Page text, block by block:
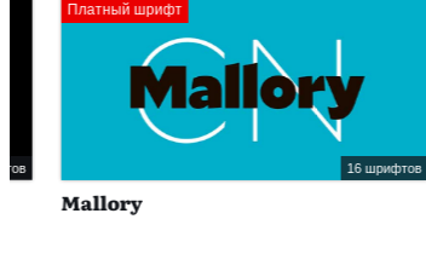
Платный шрифт
16 шрифтов
Mallory